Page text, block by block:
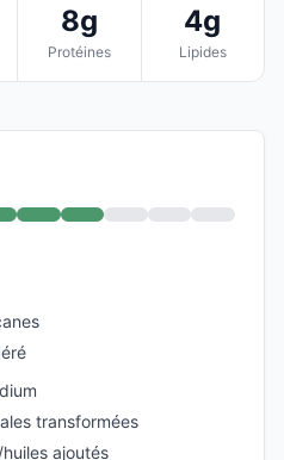
8g
Protéines
4g
Lipides
transformées
ajoutés